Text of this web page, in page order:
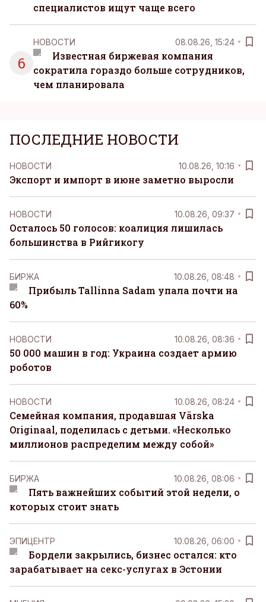
специалистов ищут чаще всего
6
НОВОСТИ 08.08.26, 15:24
Известная биржевая компания
сократила гораздо больше сотрудников,
чем планировала
ПОСЛЕДНИЕ НОВОСТИ
НОВОСТИ 10.08.26, 10:16
Экспорт и импорт в июне заметно выросли
НОВОСТИ 10.08.26, 09:37
Осталось 50 голосов: коалиция лишилась
большинства в Рийгикогу
БИРЖА 10.08.26, 08:48
Прибыль Tallinna Sadam упала почти на
60%
НОВОСТИ 10.08.26, 08:36
50 000 машин в год: Украина создает армию
роботов
НОВОСТИ 10.08.26, 08:24
Семейная компания, продавшая Värska
Originaal, поделилась с детьми. «Несколько
миллионов распределим между собой»
БИРЖА 10.08.26, 08:06
Пять важнейших событий этой недели, о
которых стоит знать
ЭПИЦЕНТР 10.08.26, 06:00
Бордели закрылись, бизнес остался: кто
зарабатывает на секс-услугах в Эстонии